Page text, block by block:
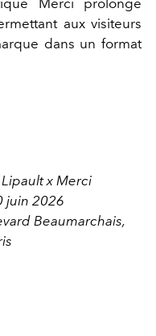
Merci prolonge
aux visiteurs
dans un format
Lipault x Merci
juin 2026
Beaumarchais,